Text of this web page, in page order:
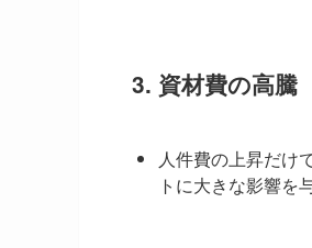
3. 資材費の高騰
人件費の上昇だけ
トに大きな影響を